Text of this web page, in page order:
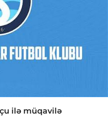
ilə müqavilə